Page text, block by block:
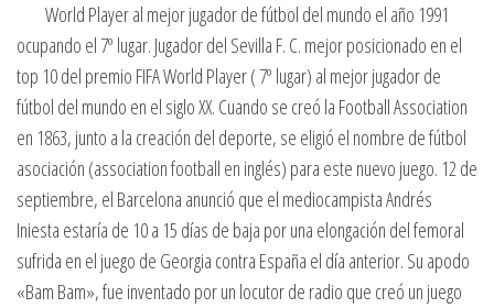
World Player al mejor jugador de fútbol del mundo el año 1991
ocupando el 7º lugar. Jugador del Sevilla F. C. mejor posicionado en el
top 10 del premio FIFA World Player ( 7º lugar) al mejor jugador de
fútbol del mundo en el siglo XX. Cuando se creó la Football Association
en 1863, junto a la creación del deporte, se eligió el nombre de fútbol
asociación (association football en inglés) para este nuevo juego. 12 de
septiembre, el Barcelona anunció que el mediocampista Andrés
Iniesta estaría de 10 a 15 días de baja por una elongación del femoral
sufrida en el juego de Georgia contra España el día anterior. Su apodo
«Bam Bam», fue inventado por un locutor de radio que creó un juego